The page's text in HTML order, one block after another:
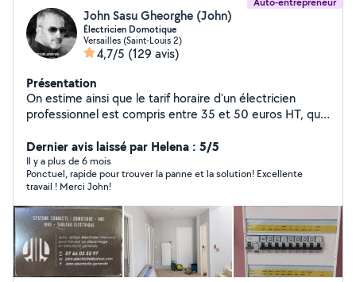
John Sasu Gheorghe (John)
Électricien Domotique
Versailles (Saint-Louis 2)
4,7/5 (129 avis)
Présentation
On estime ainsi que le tarif horaire d'un électricien
professionnel est compris entre 35 et 50 euros HT, que
électrique conforme aux normes NF C15-100), un
dépannage électrique ou une installation de réseau
domotique : motorisation des fenêtres, commande
téléviseur, etc... Il est également important de savoir
que dès que le prix de la prestation de service atteint
150 euros, le professionnel se trouve dans l'obligation
de fournir un devis complet et détaillé ainsi qu'une
facture, au début et à la fin respectivement, des
travaux.
Dernier avis laissé par Helena : 5/5
Il y a plus de 6 mois
Ponctuel, rapide pour trouver la panne et la solution! Excellente
travail ! Merci John!